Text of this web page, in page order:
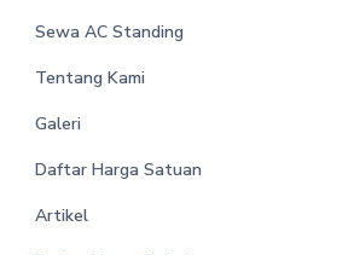
Sewa AC Standing
Tentang Kami
Galeri
Daftar Harga Satuan
Artikel